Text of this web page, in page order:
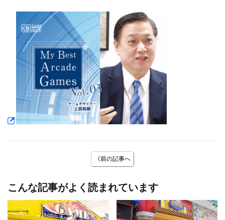
《前の記事へ
こんな記事がよく読まれています